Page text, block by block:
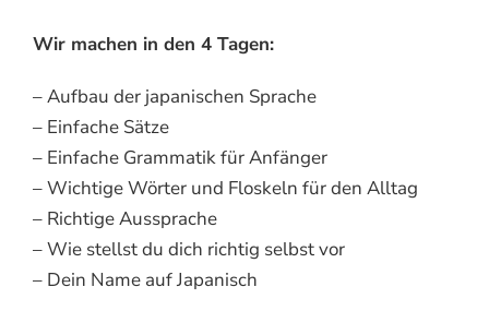
Wir machen in den 4 Tagen:
– Aufbau der japanischen Sprache
– Einfache Sätze
– Einfache Grammatik für Anfänger
– Wichtige Wörter und Floskeln für den Alltag
– Richtige Aussprache
– Wie stellst du dich richtig selbst vor
– Dein Name auf Japanisch